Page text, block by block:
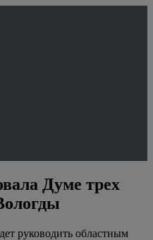
Думе трех
руководить областным